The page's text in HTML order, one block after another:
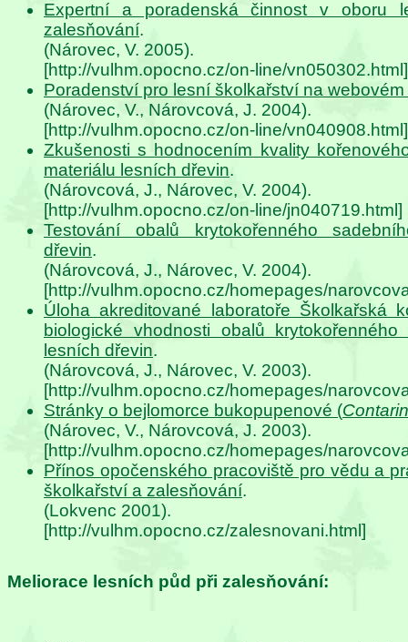
Expertní a poradenská činnost v oboru
zalesňování.
(Nárovec, V. 2005).
[http://vulhm.opocno.cz/on-line/vn050302.html]
Poradenství pro lesní školkařství na
(Nárovec, V., Nárovcová, J. 2004).
[http://vulhm.opocno.cz/on-line/vn040908.html]
Zkušenosti s hodnocením kvality
materiálu lesních dřevin.
(Nárovcová, J., Nárovec, V. 2004).
[http://vulhm.opocno.cz/on-line/jn040719.html]
Testování obalů krytokořenného
dřevin.
(Nárovcová, J., Nárovec, V. 2004).
[http://vulhm.opocno.cz/homepages/
Úloha akreditované laboratoře Školkařská
biologické vhodnosti obalů
lesních dřevin.
(Nárovcová, J., Nárovec, V. 2003).
[http://vulhm.opocno.cz/homepages/
Stránky o bejlomorce bukopupenové (
(Nárovec, V., Nárovcová, J. 2003).
[http://vulhm.opocno.cz/homepages/
Přínos opočenského pracoviště pro vědu a
školkařství a zalesňování.
(Lokvenc 2001).
[http://vulhm.opocno.cz/zalesnovani.html]
Meliorace lesních půd při zalesňování: